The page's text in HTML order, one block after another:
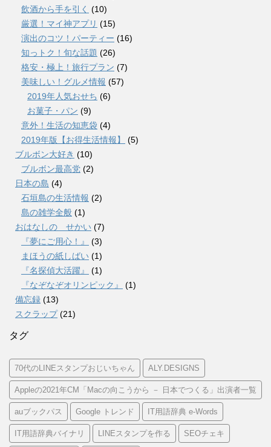
飲酒から手を引く (10)
厳選！マイ神アプリ (15)
演出のコツ！パーティー (16)
知っトク！旬な話題 (26)
格安・極上！旅行プラン (7)
美味しい！グルメ情報 (57)
2019年人気おせち (6)
お菓子・パン (9)
意外！生活の知恵袋 (4)
2019年版【お得生活情報】
(5)
ブルボン大好き (10)
ブルボン最高党 (2)
日本の島 (4)
石垣島の生活情報 (2)
島の雑学全般 (1)
おはなしの せかい (7)
『夢にご用心！』
(3)
まほうの紙しばい (1)
『名探偵大活躍』
(1)
『なぞなぞオリンピック』
(1)
備忘録 (13)
スクラップ(21)
タグ
70代のLINEスタンプおじいちゃん ALY.DESIGNS
Appleの2021年CM「Macの向こうから － 日本でつくる」出演者一覧
auブックパス Google トレンド IT用語辞典 e-Words
IT用語辞典バイナリ LINEスタンプを作る SEOチェキ